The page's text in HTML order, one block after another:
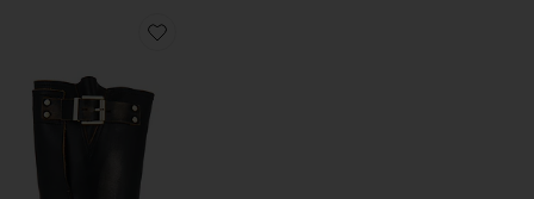
Favorite TAY 바이커 부츠